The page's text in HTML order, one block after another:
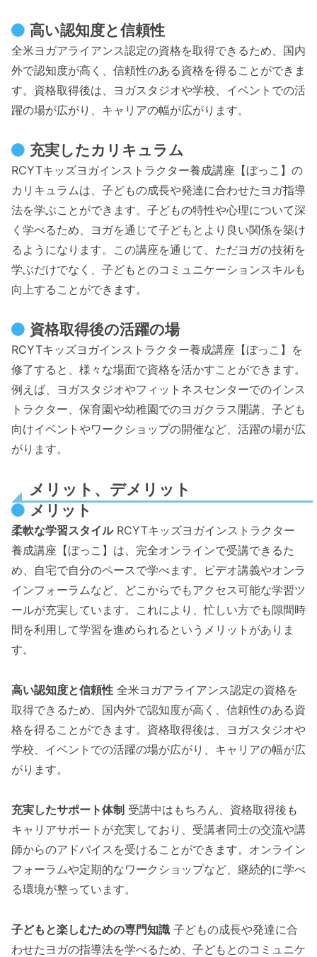
高い認知度と信頼性
全米ヨガアライアンス認定の資格を取得できるため、国内
外で認知度が高く、信頼性のある資格を得ることができま
す。資格取得後は、ヨガスタジオや学校、イベントでの活
躍の場が広がり、キャリアの幅が広がります。
充実したカリキュラム
RCYTキッズヨガインストラクター養成講座【ぼっこ】の
カリキュラムは、子どもの成長や発達に合わせたヨガ指導
法を学ぶことができます。子どもの特性や心理について深
く学べるため、ヨガを通じて子どもとより良い関係を築け
るようになります。この講座を通じて、ただヨガの技術を
学ぶだけでなく、子どもとのコミュニケーションスキルも
向上することができます。
資格取得後の活躍の場
RCYTキッズヨガインストラクター養成講座【ぼっこ】を
修了すると、様々な場面で資格を活かすことができます。
例えば、ヨガスタジオやフィットネスセンターでのインス
トラクター、保育園や幼稚園でのヨガクラス開講、子ども
向けイベントやワークショップの開催など、活躍の場が広
がります。
メリット、デメリット
メリット
柔軟な学習スタイルRCYTキッズヨガインストラクター
養成講座【ぼっこ】は、完全オンラインで受講できるた
め、自宅で自分のペースで学べます。ビデオ講義やオンラ
インフォーラムなど、どこからでもアクセス可能な学習ツ
ールが充実しています。これにより、忙しい方でも隙間時
間を利用して学習を進められるというメリットがありま
す。
高い認知度と信頼性 全米ヨガアライアンス認定の資格を
取得できるため、国内外で認知度が高く、信頼性のある資
格を得ることができます。資格取得後は、ヨガスタジオや
学校、イベントでの活躍の場が広がり、キャリアの幅が広
がります。
充実したサポート体制 受講中はもちろん、資格取得後も
キャリアサポートが充実しており、受講者同士の交流や講
師からのアドバイスを受けることができます。オンライン
フォーラムや定期的なワークショップなど、継続的に学べ
る環境が整っています。
子どもと楽しむための専門知識 子どもの成長や発達に合
わせたヨガの指導法を学べるため、子どもとのコミュニケ